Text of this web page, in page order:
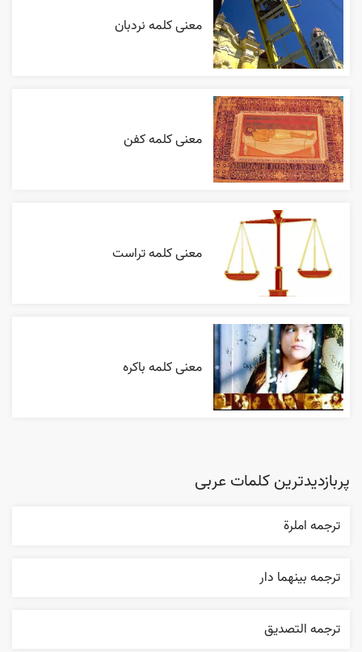
معنی کلمه نردبان
معنی کلمه کفن
معنی کلمه تراست
معنی کلمه باکره
پربازدیدترین کلمات عربی
ترجمه املرة
ترجمه بينهما دار
ترجمه التصديق